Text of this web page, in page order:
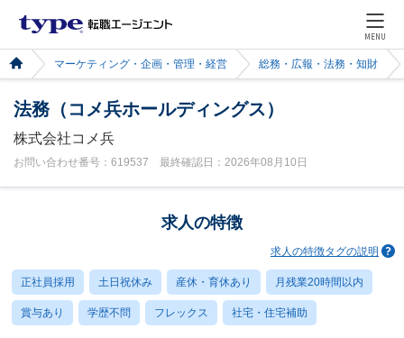
MENU
マーケティング・企画・管理・経営 総務・広報・法務・知財
法務（コメ兵ホールディングス）
株式会社コメ兵
お問い合わせ番号：619537 最終確認日：2026年08月10日
求人の特徴
求人の特徴タグの説明
正社員採用 土日祝休み 産休・育休あり 月残業20時間以内
賞与あり 学歴不問 フレックス 社宅・住宅補助